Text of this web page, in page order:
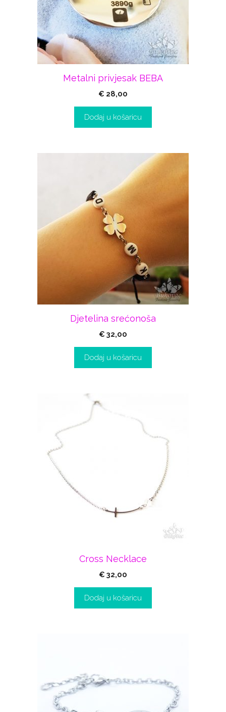
Metalni privjesak BEBA
€ 28,00
Dodaj u košaricu
Djetelina srećonoša
€ 32,00
Dodaj u košaricu
Cross Necklace
€ 32,00
Dodaj u košaricu